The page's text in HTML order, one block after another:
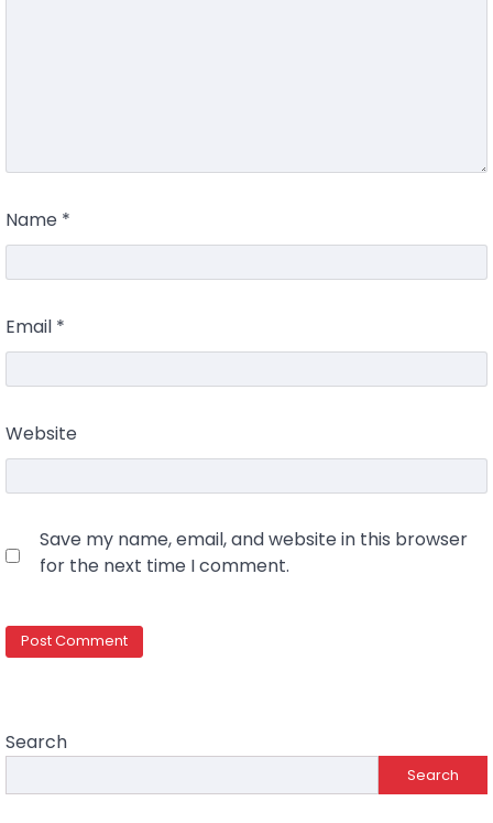
Name *
Email *
Website
Save my name, email, and website in this browser
for the next time I comment.
Search
Search